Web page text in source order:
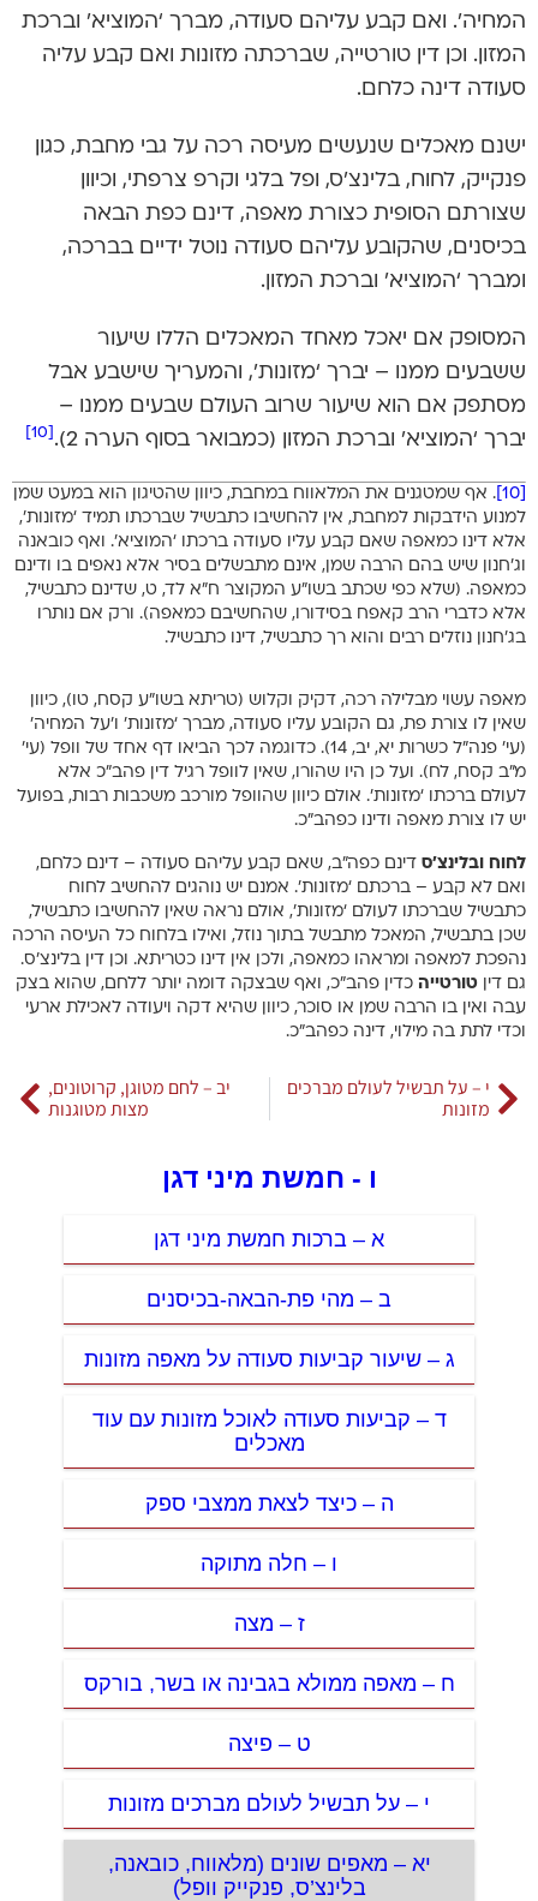
המחיה’. ואם קבע עליהם סעודה, מברך ‘המוציא’ וברכת
המזון. וכן דין טורטייה, שברכתה מזונות ואם קבע עליה
סעודה דינה כלחם.
ישנם מאכלים שנעשים מעיסה רכה על גבי מחבת, כגון
פנקייק, לחוח, בלינצ’ס, ופל בלגי וקרפ צרפתי, וכיוון
שצורתם הסופית כצורת מאפה, דינם כפת הבאה
בכיסנים, שהקובע עליהם סעודה נוטל ידיים בברכה,
ומברך ‘המוציא’ וברכת המזון.
המסופק אם יאכל מאחד המאכלים הללו שיעור
ששבעים ממנו – יברך ‘מזונות’, והמעריך שישבע אבל
מסתפק אם הוא שיעור שרוב העולם שבעים ממנו –
יברך ‘המוציא’ וברכת המזון (כמבואר בסוף הערה 2).
. אף שמטגנים את המלאווח במחבת, כיוון שהטיגון הוא במעט שמן
למנוע הידבקות למחבת, אין להחשיבו כתבשיל שברכתו תמיד ‘מזונות’,
אלא דינו כמאפה שאם קבע עליו סעודה ברכתו ‘המוציא’. ואף כובאנה
וג’חנון שיש בהם הרבה שמן, אינם מתבשלים בסיר אלא נאפים בו ודינם
כמאפה. (שלא כפי שכתב בשו”ע המקוצר ח”א לד, ט, שדינם כתבשיל,
אלא כדברי הרב קאפח בסידורו, שהחשיבם כמאפה). ורק אם נותרו
בג’חנון נוזלים רבים והוא רך כתבשיל, דינו כתבשיל.
מאפה עשוי מבלילה רכה, דקיק וקלוש (טריתא בשו”ע קסח, טו), כיוון
שאין לו צורת פת, גם הקובע עליו סעודה, מברך ‘מזונות’ ו’על המחיה’
(עי’ פנה”ל כשרות יא, יב, 14). כדוגמה לכך הביאו דף אחד של וופל (עי’
מ”ב קסח, לח). ועל כן היו שהורו, שאין לוופל רגיל דין פהב”כ אלא
לעולם ברכתו ‘מזונות’. אולם כיוון שהוופל מורכב משכבות רבות, בפועל
יש לו צורת מאפה ודינו כפהב”כ.
לחוח ובלינצ’ס דינם כפה”ב, שאם קבע עליהם סעודה – דינם כלחם,
ואם לא קבע – ברכתם ‘מזונות’. אמנם יש נוהגים להחשיב לחוח
כתבשיל שברכתו לעולם ‘מזונות’, אולם נראה שאין להחשיבו כתבשיל,
שכן בתבשיל, המאכל מתבשל בתוך נוזל, ואילו בלחוח כל העיסה הרכה
נהפכת למאפה ומראהו כמאפה, ולכן אין דינו כטריתא. וכן דין בלינצ’ס.
גם דין טורטייה כדין פהב”כ, ואף שבצקה דומה יותר ללחם, שהוא בצק
עבה ואין בו הרבה שמן או סוכר, כיוון שהיא דקה ויעודה לאכילת ארעי
וכדי לתת בה מילוי, דינה כפהב”כ.
י – על תבשיל לעולם מברכים
מזונות
יב – לחם מטוגן, קרוטונים,
מצות מטוגנות
ו - חמשת מיני דגן
א – ברכות חמשת מיני דגן
ב – מהי פת-הבאה-בכיסנים
ג – שיעור קביעות סעודה על מאפה מזונות
ד – קביעות סעודה לאוכל מזונות עם עוד
מאכלים
ה – כיצד לצאת ממצבי ספק
ו – חלה מתוקה
ז – מצה
ח – מאפה ממולא בגבינה או בשר, בורקס
ט – פיצה
י – על תבשיל לעולם מברכים מזונות
יא – מאפים שונים (מלאווח, כובאנה,
בלינצ’ס, פנקייק וופל)